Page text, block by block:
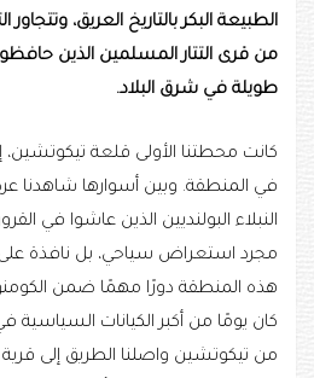
الطبيعة البكر بالتاريخ العريق، وتتجاور
من قرى التتار المسلمين الذين
طويلة في شرق البلاد.
كانت محطتنا الأولى قلعة تيكوتشين،
في المنطقة. وبين أسوارها شاهدنا
النبلاء البولنديين الذين عاشوا في
مجرد استعراض سياحي، بل نافذة
هذه المنطقة دورًا مهمًا ضمن
كان يومًا من أكبر الكيانات السياسية
من تيكوتشين واصلنا الطريق إلى